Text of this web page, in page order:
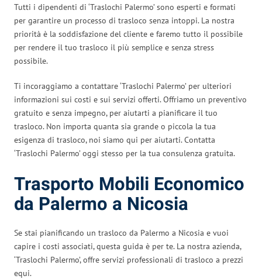
Tutti i dipendenti di ‘Traslochi Palermo’ sono esperti e formati
per garantire un processo di trasloco senza intoppi. La nostra
priorità è la soddisfazione del cliente e faremo tutto il possibile
per rendere il tuo trasloco il più semplice e senza stress
possibile.
Ti incoraggiamo a contattare ‘Traslochi Palermo’ per ulteriori
informazioni sui costi e sui servizi offerti. Offriamo un preventivo
gratuito e senza impegno, per aiutarti a pianificare il tuo
trasloco. Non importa quanta sia grande o piccola la tua
esigenza di trasloco, noi siamo qui per aiutarti. Contatta
‘Traslochi Palermo’ oggi stesso per la tua consulenza gratuita.
Trasporto Mobili Economico
da Palermo a Nicosia
Se stai pianificando un trasloco da Palermo a Nicosia e vuoi
capire i costi associati, questa guida è per te. La nostra azienda,
‘Traslochi Palermo’, offre servizi professionali di trasloco a prezzi
equi.